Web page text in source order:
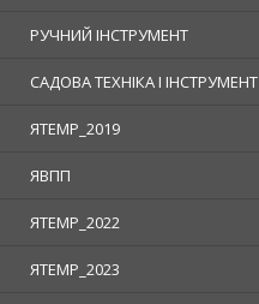
РУЧНИЙ ІНСТРУМЕНТ
САДОВА ТЕХНІКА І ІНСТРУМЕНТ
ЯTEMP_2019
ЯВПП
ЯTEMP_2022
ЯTEMP_2023